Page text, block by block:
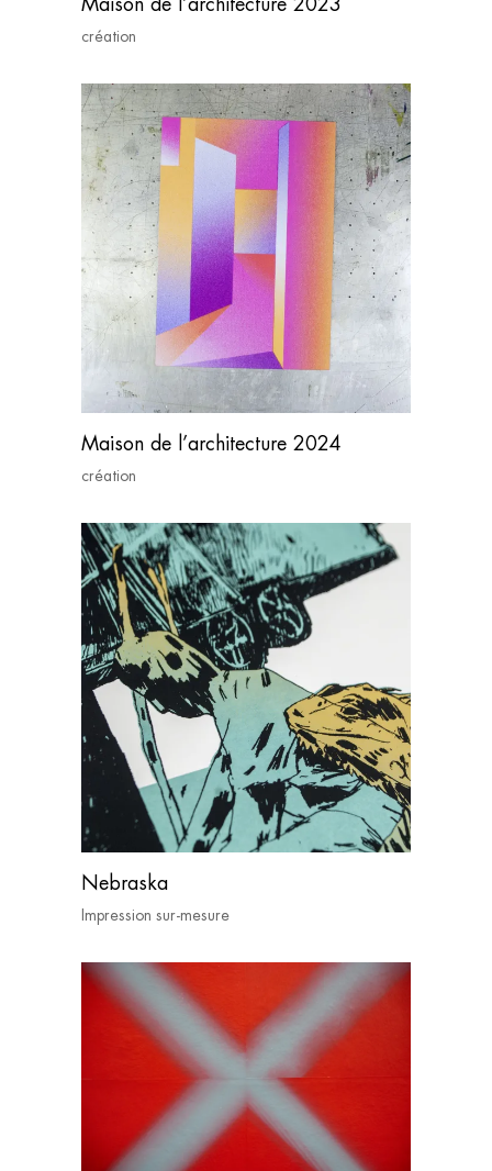
création
Maison de l’architecture 2024
création
Nebraska
Impression sur-mesure